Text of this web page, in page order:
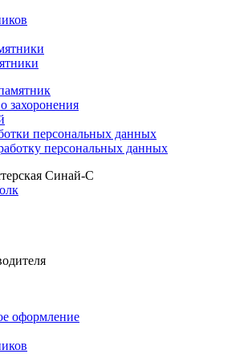
захоронения
персональных данных
персональных данных
Синай-С
оформление